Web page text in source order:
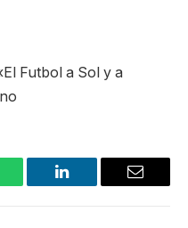
Futbol a Sol y a
LinkedIn Email